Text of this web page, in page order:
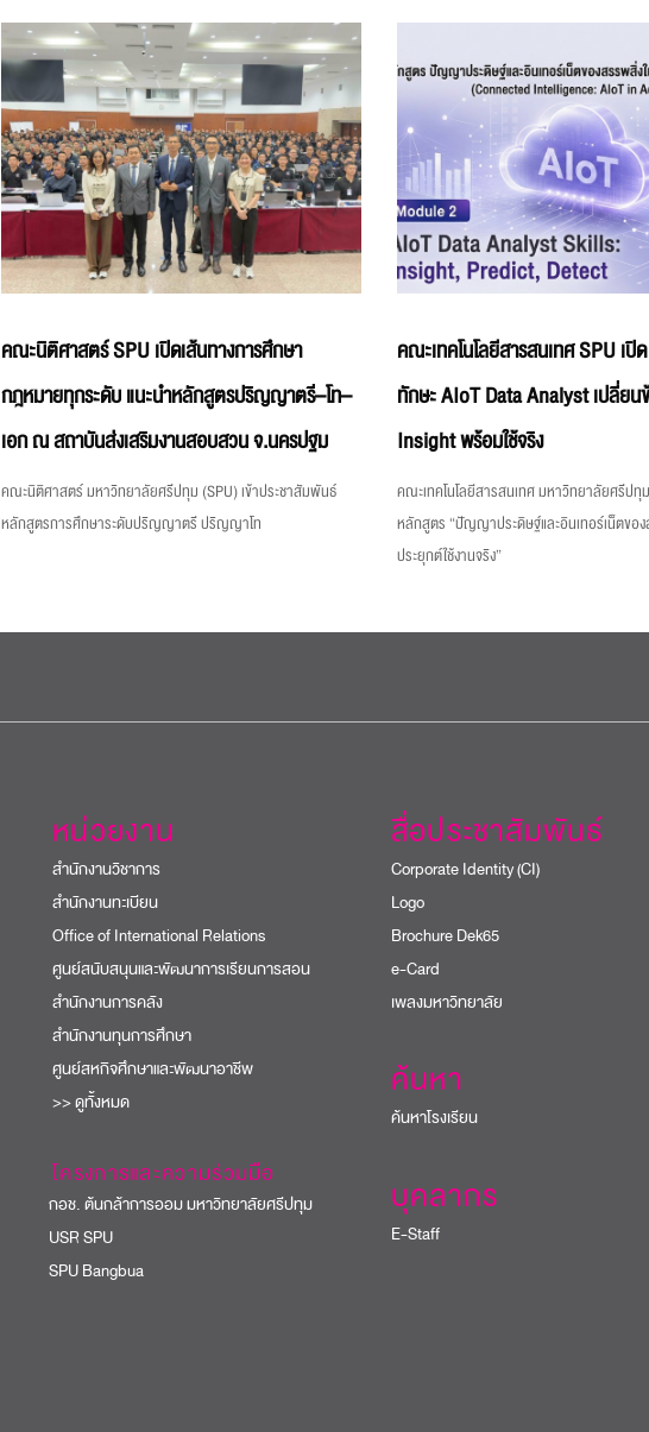
คณะนิติศาสตร์ SPU เปิดเส้นทางการศึกษา
กฎหมายทุกระดับ แนะนำหลักสูตรปริญญาตรี–โท–
เอก ณ สถาบันส่งเสริมงานสอบสวน จ.นครปฐม
คณะนิติศาสตร์ มหาวิทยาลัยศรีปทุม (SPU) เข้าประชาสัมพันธ์
หลักสูตรการศึกษาระดับปริญญาตรี ปริญญาโท
คณะเทคโนโลยีสารสนเทศ SPU เ
ทักษะ AIoT Data Analyst เปลี่ยน
Insight พร้อมใช้จริง
คณะเทคโนโลยีสารสนเทศ มหาวิทยาลัยศรีปทุ
หลักสูตร “ปัญญาประดิษฐ์และอินเทอร์เน็ตขอ
ประยุกต์ใช้งานจริง”
หน่วยงาน
สำนักงานวิชาการ
สำนักงานทะเบียน
Office of International Relations
ศูนย์สนับสนุนและพัฒนาการเรียนการสอน
สำนักงานการคลัง
สำนักงานทุนการศึกษา
ศูนย์สหกิจศึกษาและพัฒนาอาชีพ
>> ดูทั้งหมด
โครงการและความร่วมมือ
กอช. ต้นกล้าการออม มหาวิทยาลัยศรีปทุม
USR SPU
SPU Bangbua
สื่อประชาสัมพันธ์
Corporate Identity (CI)
Logo
Brochure Dek65
e-Card
เพลงมหาวิทยาลัย
ค้นหา
ค้นหาโรงเรียน
บุคลากร
E-Staff